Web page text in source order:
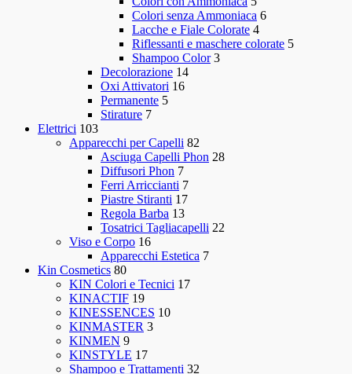
Colori senza Ammoniaca 6
Lacche e Fiale Colorate 4
Riflessanti e maschere colorate 5
Shampoo Color 3
Decolorazione 14
Oxi Attivatori 16
Permanente 5
Stirature 7
Elettrici 103
Apparecchi per Capelli 82
Asciuga Capelli Phon 28
Diffusori Phon 7
Ferri Arriccianti 7
Piastre Stiranti 17
Regola Barba 13
Tosatrici Tagliacapelli 22
Viso e Corpo 16
Apparecchi Estetica 7
Kin Cosmetics 80
KIN Colori e Tecnici 17
KINACTIF 19
KINESSENCES 10
KINMASTER 3
KINMEN 9
KINSTYLE 17
Shampoo e Trattamenti 32